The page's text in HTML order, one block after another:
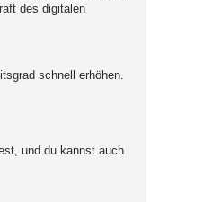
des digitalen
schnell erhöhen.
und du kannst auch